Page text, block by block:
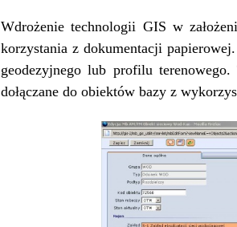
Wdrożenie technologii GIS w
korzystania z dokumentacji
geodezyjnego lub profilu
dołączane do obiektów bazy z